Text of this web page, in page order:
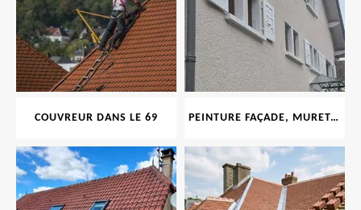
COUVREUR DANS LE 69 PEINTURE FAÇADE, MURET, TOITURE, BOISERIE, FERRONERIE, GOUTTIÈRE 69